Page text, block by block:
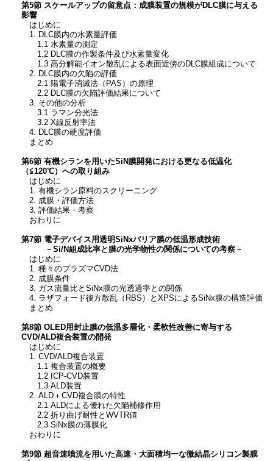
第5節 スケールアップの留意点：成膜装置の規模がDLC膜に与える
影響
はじめに
1. DLC膜内の水素量評価
1.1 水素量の測定
1.2 DLC膜の作製条件及び水素量変化
1.3 高分解能イオン散乱による表面近傍のDLC膜組成について
2. DLC膜内の欠陥の評価
2.1 陽電子消滅法（PAS）の原理
2.2 DLC膜の欠陥評価結果について
3. その他の分析
3.1 ラマン分光法
3.2 X線反射率法
4. DLC膜の硬度評価
まとめ
第6節 有機シランを用いたSiN膜開発における更なる低温化
（≦120℃）への取り組み
はじめに
1. 有機シラン原料のスクリーニング
2. 成膜・評価方法
3. 評価結果・考察
おわりに
第7節 電子デバイス用透明SiNxバリア膜の低温形成技術
－Si/N組成比率と膜の光学物性の関係についての考察－
はじめに
1. 種々のプラズマCVD法
2. 成膜条件
3. ガス流量比とSiNx膜の光透過率との関係
4. ラザフォード後方散乱（RBS）とXPSによるSiNx膜の構造評価
まとめ
第8節 OLED用封止膜の低温多層化・柔軟性改善に寄与する
CVD/ALD複合装置の開発
はじめに
1. CVD/ALD複合装置
1.1 複合装置の概要
1.2 ICP-CVD装置
1.3 ALD装置
2. ALD＋CVD複合膜の特性
2.1 ALDによる優れた欠陥補修作用
2.2 折り曲げ耐性とWVTR値
2.3 SiNx膜の薄膜化
おわりに
第9節 超音速噴流を用いた高速・大面積均一な微結晶シリコン製膜